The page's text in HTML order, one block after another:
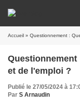
Accueil » Questionnement :
Questionnement
et de l'emploi ?
Publié le 27/05/2024 à
Par S Arnaudin